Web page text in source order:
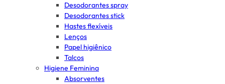
Desodorantes spray
Desodorantes stick
Hastes flexíveis
Lenços
Papel higiênico
Talcos
Higiene Feminina
Absorventes